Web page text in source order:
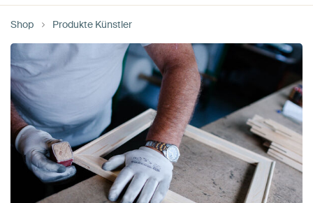
Shop Produkte Künstler